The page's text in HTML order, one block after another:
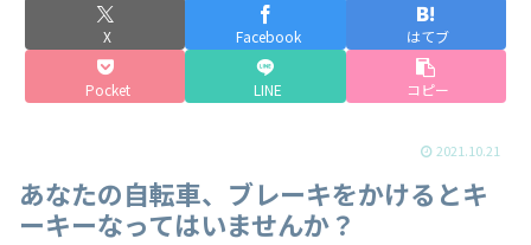
X Facebook はてブ
Pocket LINE コピー
2021.10.21
あなたの自転車、ブレーキをかけるとキ
ーキーなってはいませんか？